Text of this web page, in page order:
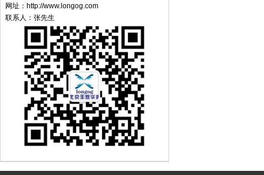
网址：http://www.longog.com
联系人：张先生